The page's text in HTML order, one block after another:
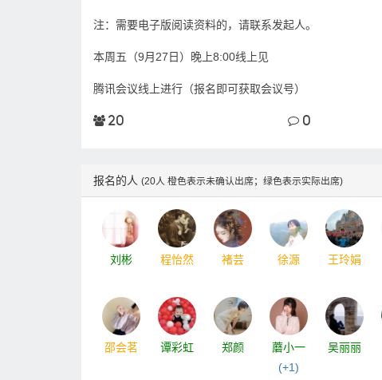
注：需要电子版阅读资料的，请联系发起人。
本周五（9月27日）晚上8:00线上见
腾讯会议线上进行（报名即可获取会议号）
20 0
报名的人 (20人 橙色表示未确认出席；绿色表示实际出席)
刘彬 程怡然 褚芸 徐源 王玲娟
邵会茗 谭彩虹 郑颜
蘑小一
(+1)
吴丽丽